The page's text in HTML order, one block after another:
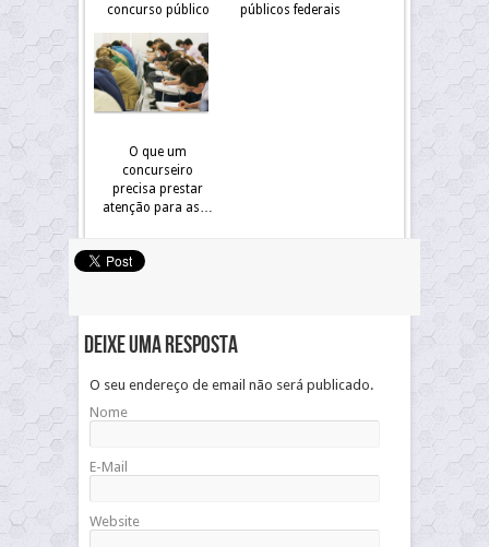
concurso público
públicos federais
O que um
concurseiro
precisa prestar
atenção para as…
Deixe uma resposta
O seu endereço de email não será publicado.
Nome
E-Mail
Website